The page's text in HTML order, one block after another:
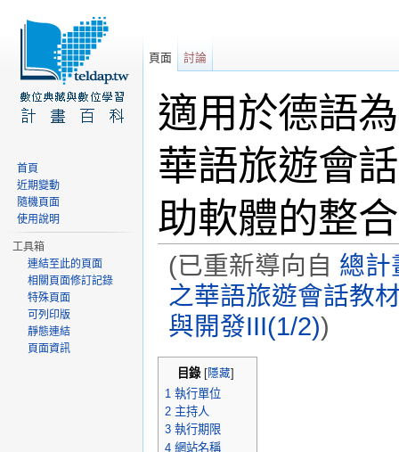
適用於德語
華語旅遊會
助軟體的整
(已重新導向自 總計
之華語旅遊會話教
與開發III(1/2))
目錄[隱藏]
1 執行單位
2 主持人
3 執行期限
4 網站名稱
頁面 討論
首頁
近期變動
隨機頁面
使用說明
工具箱
連結至此的頁面
相關頁面修訂記錄
特殊頁面
可列印版
靜態連結
頁面資訊